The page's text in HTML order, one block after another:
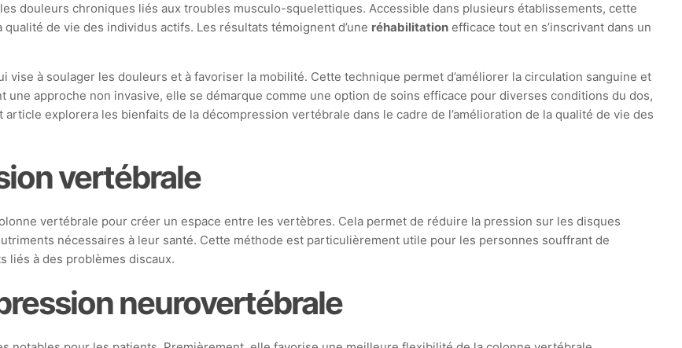
douleurs chroniques liés aux troubles musculo-squelettiques. Accessible dans plusieurs établissements, cette
de vie des individus actifs. Les résultats témoignent d’une réhabilitation efficace tout en s’inscrivant dans un
à soulager les douleurs et à favoriser la mobilité. Cette technique permet d’améliorer la circulation sanguine et
approche non invasive, elle se démarque comme une option de soins efficace pour diverses conditions du dos,
explorera les bienfaits de la décompression vertébrale dans le cadre de l’amélioration de la qualité de vie des
vertébrale
vertébrale pour créer un espace entre les vertèbres. Cela permet de réduire la pression sur les disques
nécessaires à leur santé. Cette méthode est particulièrement utile pour les personnes souffrant de
liés à des problèmes discaux.
neurovertébrale